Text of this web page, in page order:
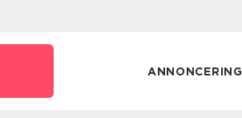
ANNONCERING